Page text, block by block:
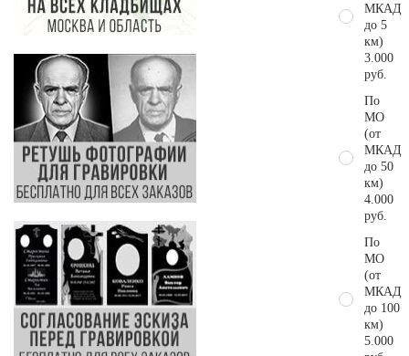
МКАД
до 5
км)
3.000
руб.
По
МО
(от
МКАД
до 50
км)
4.000
руб.
По
МО
(от
МКАД
до 100
км)
5.000